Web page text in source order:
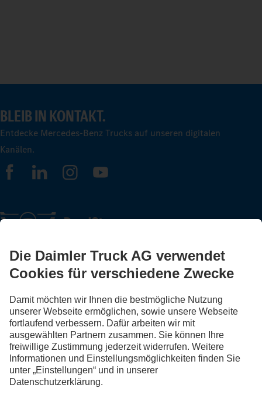
BLEIB IN KONTAKT.
Entdecke Mercedes-Benz Trucks auf unseren digitalen
Kanälen.
FOLLOW THE ROADSTARS.
Tausche jetzt Erfahrungen mit anderen Truckerinnen und
Steig ein